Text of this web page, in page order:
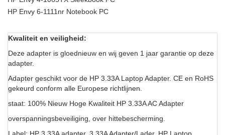
HP Envy 6-1111nr Notebook PC
Kwaliteit en veiligheid:
Deze adapter is gloednieuw en wij geven 1 jaar garantie op deze
adapter.
Adapter geschikt voor de HP 3.33A Laptop Adapter. CE en RoHS
gekeurd conform alle Europese richtlijnen.
staat: 100% Nieuw Hoge Kwaliteit HP 3.33A AC Adapter
overspanningsbeveiliging, over hittebescherming.